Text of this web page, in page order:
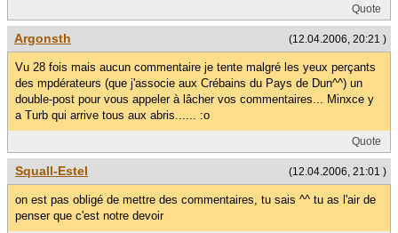
Quote
(12.04.2006, 20:21 )
Argonsth
Vu 28 fois mais aucun commentaire je tente malgré les yeux perçants
des mpdérateurs (que j'associe aux Crébains du Pays de Dun^^) un
double-post pour vous appeler à lâcher vos commentaires... Minxce y
a Turb qui arrive tous aux abris...... :o
Quote
(12.04.2006, 21:01 )
Squall-Estel
on est pas obligé de mettre des commentaires, tu sais ^^ tu as l'air de
penser que c'est notre devoir